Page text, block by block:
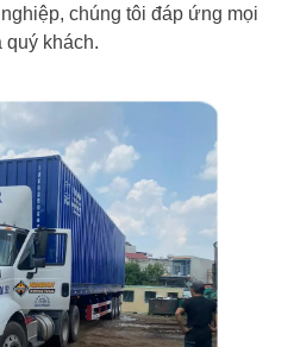
chúng tôi đáp ứng mọi
quý khách.